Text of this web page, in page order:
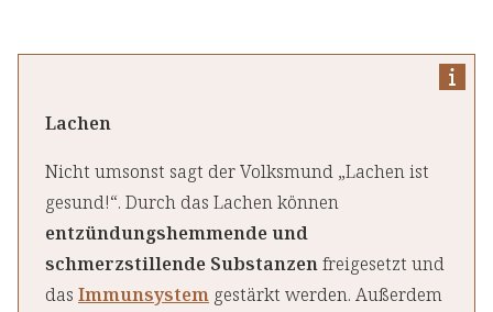
Lachen
Nicht umsonst sagt der Volksmund „Lachen ist
gesund!“. Durch das Lachen können
entzündungshemmende und
schmerzstillende Substanzenfreigesetzt und
das Immunsystem gestärkt werden. Außerdem